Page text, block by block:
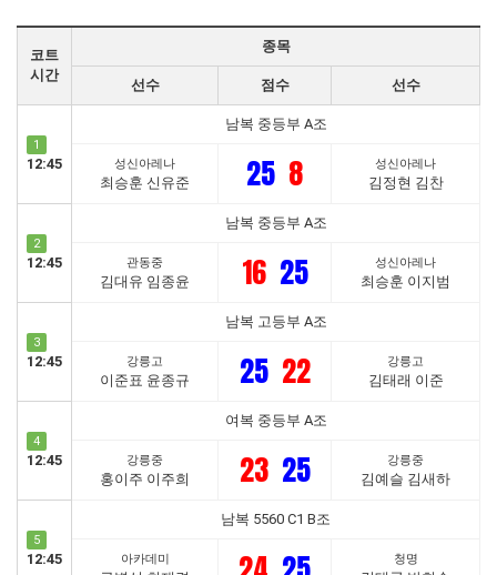
코트
시간
종목
선수 점수 선수
1
12:45
남복 중등부 A조
성신아레나
최승훈 신유준 25 8 성신아레나
김정현 김찬
2
12:45
남복 중등부 A조
관동중
김대유 임종윤 16 25 성신아레나
최승훈 이지범
3
12:45
남복 고등부 A조
강릉고
이준표 윤종규 25 22 강릉고
김태래 이준
4
12:45
여복 중등부 A조
강릉중
홍이주 이주희 23 25 강릉중
김예슬 김새하
5
12:45
남복 5560 C1 B조
아카데미 청명